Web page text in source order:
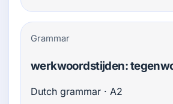
Grammar
werkwoordstijden:
Dutch grammar · A2